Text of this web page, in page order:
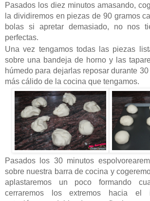
Pasados los diez minutos amasando,
la dividiremos en piezas de 90 gramos
bolas si apretar demasiado, no nos
perfectas.
Una vez tengamos todas las piezas
sobre una bandeja de horno y las
húmedo para dejarlas reposar durante
más cálido de la cocina que tengamos.
Pasados los 30 minutos
sobre nuestra barra de cocina y
aplastaremos un poco formando
cerraremos los extremos hacia el